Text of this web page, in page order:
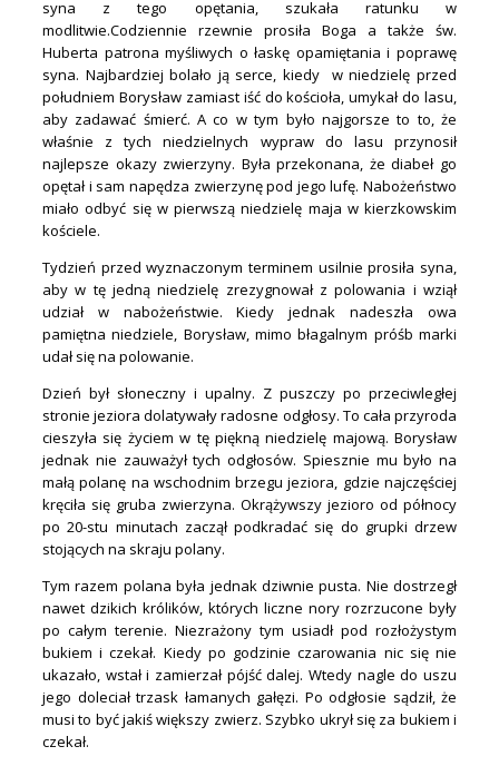
syna z tego opętania, szukała ratunku w
modlitwie.Codziennie rzewnie prosiła Boga a także św.
Huberta patrona myśliwych o łaskę opamiętania i poprawę
syna. Najbardziej bolało ją serce, kiedy w niedzielę przed
południem Borysław zamiast iść do kościoła, umykał do lasu,
aby zadawać śmierć. A co w tym było najgorsze to to, że
właśnie z tych niedzielnych wypraw do lasu przynosił
najlepsze okazy zwierzyny. Była przekonana, że diabeł go
opętał i sam napędza zwierzynę pod jego lufę. Nabożeństwo
miało odbyć się w pierwszą niedzielę maja w kierzkowskim
kościele.
Tydzień przed wyznaczonym terminem usilnie prosiła syna,
aby w tę jedną niedzielę zrezygnował z polowania i wziął
udział w nabożeństwie. Kiedy jednak nadeszła owa
pamiętna niedziele, Borysław, mimo błagalnym próśb marki
udał się na polowanie.
Dzień był słoneczny i upalny. Z puszczy po przeciwległej
stronie jeziora dolatywały radosne odgłosy. To cała przyroda
cieszyła się życiem w tę piękną niedzielę majową. Borysław
jednak nie zauważył tych odgłosów. Spiesznie mu było na
małą polanę na wschodnim brzegu jeziora, gdzie najczęściej
kręciła się gruba zwierzyna. Okrążywszy jezioro od północy
po 20-stu minutach zaczął podkradać się do grupki drzew
stojących na skraju polany.
Tym razem polana była jednak dziwnie pusta. Nie dostrzegł
nawet dzikich królików, których liczne nory rozrzucone były
po całym terenie. Niezrażony tym usiadł pod rozłożystym
bukiem i czekał. Kiedy po godzinie czarowania nic się nie
ukazało, wstał i zamierzał pójść dalej. Wtedy nagle do uszu
jego doleciał trzask łamanych gałęzi. Po odgłosie sądził, że
musi to być jakiś większy zwierz. Szybko ukrył się za bukiem i
czekał.